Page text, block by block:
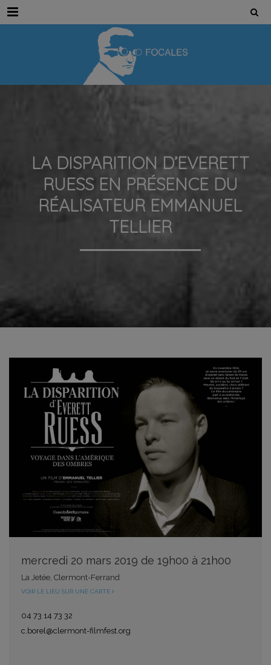
Menu
LA DISPARITION D’EVERETT
RUESS EN PRÉSENCE DU
RÉALISATEUR EMMANUEL
TELLIER
mercredi 20 mars 2019 de 19h00 à 21h00
La Jetée, Clermont-Ferrand
VOIR LE LIEU SUR UNE CARTE
04 73 14 73 32
c.borel@clermont-filmfest.org